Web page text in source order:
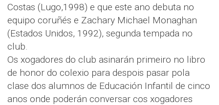
Costas (Lugo,1998) e que este ano debuta no
equipo coruñés e Zachary Michael Monaghan
(Estados Unidos, 1992), segunda tempada no
club.
Os xogadores do club asinarán primeiro no libro
de honor do colexio para despois pasar pola
clase dos alumnos de Educación Infantil de cinco
anos onde poderán conversar cos xogadores